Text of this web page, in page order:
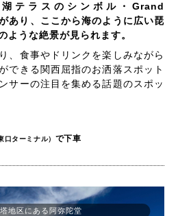
テラスのシンボル・Grand
あり、ここから海のように広い琵
ような絶景が見られます。
、食事やドリンクを楽しみながら
できる関西屈指のお洒落スポット
サーの注目を集める話題のスポッ
口ターミナル） で下車
地区にある阿弥陀堂